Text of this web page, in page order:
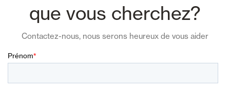
que vous cherchez?
Contactez-nous, nous serons heureux de vous aider